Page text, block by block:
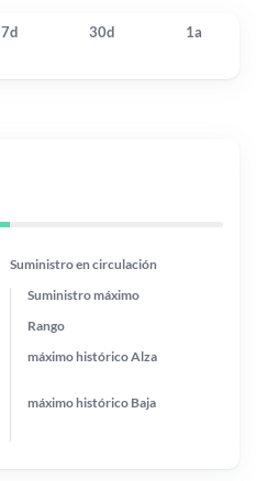
7d 30d 1a
Suministro en circulación
Suministro máximo
Rango
máximo históricoAlza
máximo histórico Baja